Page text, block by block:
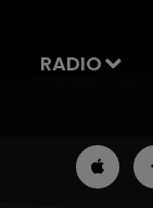
RADIO